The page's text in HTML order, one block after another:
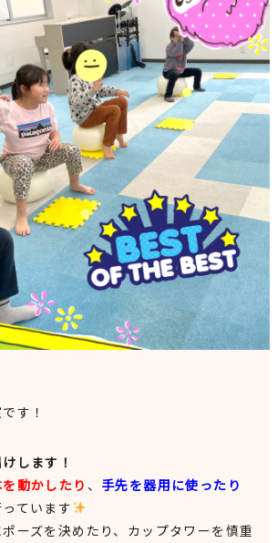
設空き状況はこちら
見学申込・お問合せ
す！
します！
動かしたり 、 手先を器用に使ったり
ています
ーズを決めたり、カップタワーを慎重